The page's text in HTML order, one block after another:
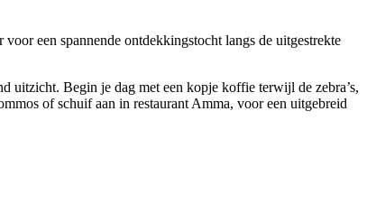
een spannende ontdekkingstocht langs de uitgestrekte
uitzicht. Begin je dag met een kopje koffie terwijl de zebra’s,
of schuif aan in restaurant Amma, voor een uitgebreid